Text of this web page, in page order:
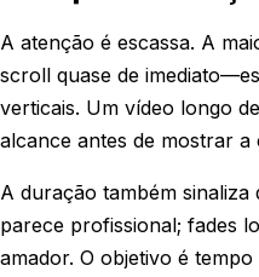
A atenção é escassa. A
scroll quase de
verticais. Um vídeo longo
alcance antes de mostrar a
A duração também sinaliza
parece profissional; fades
amador. O objetivo é